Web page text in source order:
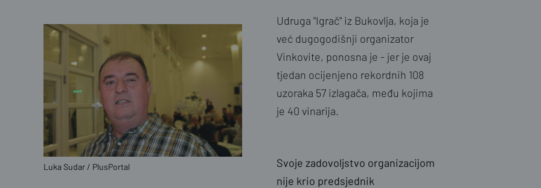
Luka Sudar / PlusPortal
Udruga "Igrač" iz Bukovlja, koja je
već dugogodišnji organizator
Vinkovite, ponosna je - jer je ovaj
tjedan ocijenjeno rekordnih 108
uzoraka 57 izlagača, među kojima
je 40 vinarija.
Svoje zadovoljstvo organizacijom
nije krio predsjednik